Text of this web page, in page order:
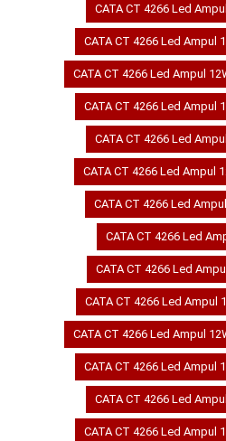
CATA CT 4266 Led
CATA CT 4266 Led Ampul
CATA CT 4266 Led Ampul
CATA CT 4266 Led Ampul
CATA CT 4266 Led
CATA CT 4266 Led Ampul
CATA CT 4266 Led
CATA CT 4266 Led
CATA CT 4266 Led
CATA CT 4266 Led Ampul
CATA CT 4266 Led Ampul
CATA CT 4266 Led Ampul
CATA CT 4266 Led
CATA CT 4266 Led Ampul